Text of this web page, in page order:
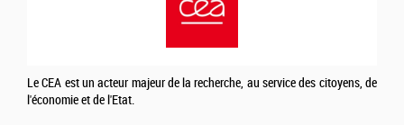
Le CEA est un acteur majeur de la recherche, au service des citoyens, de
l'économie et de l'Etat.